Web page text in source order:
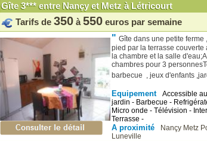
Gîte 3*** entre Nançy et Metz à Létricourt
Tarifs de 350 à 550 euros par semaine
" Gîte dans une petite ferme
pied par la terrasse couverte
la chambre et la salle
chambres pour 3
barbecue , jeux d'enfants
Equipement
Accessible
jardin - Barbecue -
Micro onde - Télévision -
Terrasse -
A proximité Nançy Metz
Luneville